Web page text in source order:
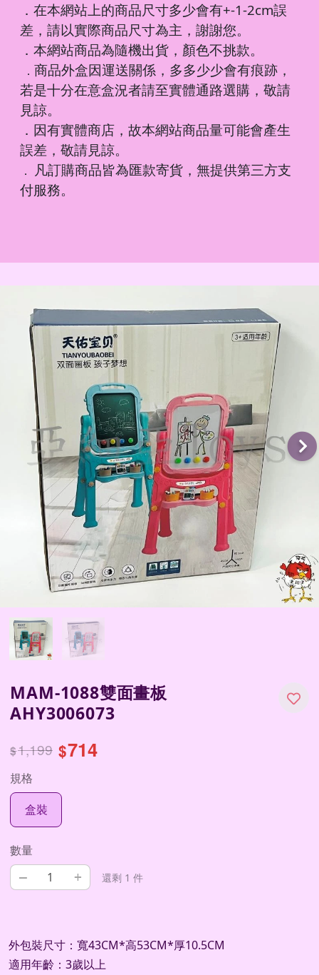
．在本網站上的商品尺寸多少會有+-1-2cm誤
差，請以實際商品尺寸為主，謝謝您。
．本網站商品為隨機出貨，顏色不挑款。
． 商品外盒因運送關係，多多少少會有痕跡，
若是十分在意盒況者請至實體通路選購，敬請
見諒。
．因有實體商店，故本網站商品量可能會產生
誤差，敬請見諒。
． 凡訂購商品皆為匯款寄貨，無提供第三方支
付服務。
MAM-1088雙面畫板
AHY3006073
$1,199 $714
規格
盒裝
數量
– + 還剩 1 件
外包裝尺寸：寬43CM*高53CM*厚10.5CM
適用年齡：3歲以上